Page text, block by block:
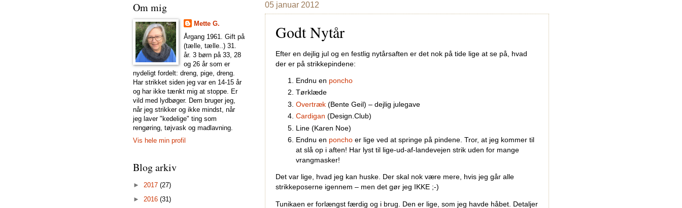
05 januar 2012
Godt Nytår
Efter en dejlig jul og en festlig nytårsaften er det nok på tide lige at se på, hvad
der er på strikkepindene:
Endnu en poncho
Tørklæde
Overtræk (Bente Geil) – dejlig julegave
Cardigan (Design.Club)
Line (Karen Noe)
Endnu en poncho er lige ved at springe på pindene. Tror, at jeg kommer til
at slå op i aften! Har lyst til lige-ud-af-landevejen strik uden for mange
vrangmasker!
Det var lige, hvad jeg kan huske. Der skal nok være mere, hvis jeg går alle
strikkeposerne igennem – men det gør jeg IKKE ;-)
Tunikaen er forlængst færdig og i brug. Den er lige, som jeg havde håbet. Detaljer
Om mig
Mette G.
Årgang 1961. Gift på
(tælle, tælle..) 31.
år. 3 børn på 33, 28
og 26 år som er
nydeligt fordelt: dreng, pige, dreng.
Har strikket siden jeg var en 14-15 år
og har ikke tænkt mig at stoppe. Er
vild med lydbøger. Dem bruger jeg,
når jeg strikker og ikke mindst, når
jeg laver "kedelige" ting som
rengøring, tøjvask og madlavning.
Vis hele min profil
Blog arkiv
► 2017 (27)
► 2016 (31)